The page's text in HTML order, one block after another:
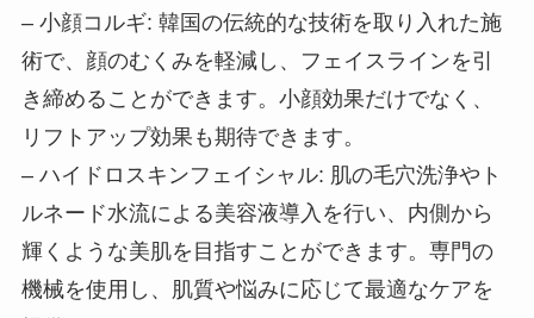
– 小顔コルギ: 韓国の伝統的な技術を取り入れた施
術で、顔のむくみを軽減し、フェイスラインを引
き締めることができます。小顔効果だけでなく、
リフトアップ効果も期待できます。
– ハイドロスキンフェイシャル: 肌の毛穴洗浄やト
ルネード水流による美容液導入を行い、内側から
輝くような美肌を目指すことができます。専門の
機械を使用し、肌質や悩みに応じて最適なケアを